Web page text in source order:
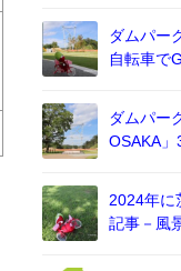
ダムパー
自転車で
ダムパー
OSAKA
2024年に
記事－風